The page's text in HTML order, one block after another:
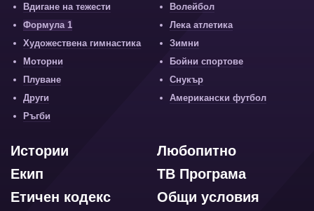
Вдигане на тежести
Волейбол
Формула 1
Лека атлетика
Художествена гимнастика
Зимни
Моторни
Бойни спортове
Плуване
Снукър
Други
Американски футбол
Ръгби
Любопитно
Истории
ТВ Програма
Екип
Общи условия
Етичен кодекс